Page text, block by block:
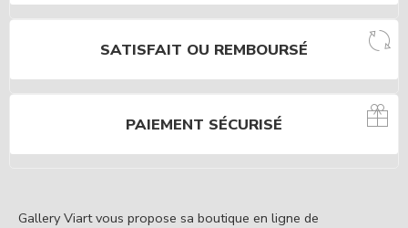
SATISFAIT OU REMBOURSÉ
PAIEMENT SÉCURISÉ
Gallery Viart vous propose sa boutique en ligne de